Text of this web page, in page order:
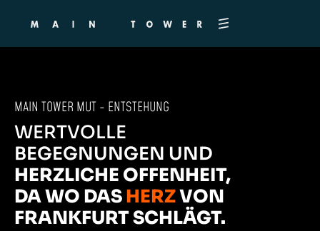
MAIN TOWER MUT - ENTSTEHUNG
WERTVOLLE
BEGEGNUNGEN UND
HERZLICHE OFFENHEIT,
DA WO DASHERZVON
FRANKFURT SCHLÄGT.
MAIN TOWER MUT - ENTSTEHUNG
WERTVOLLE
BEGEGNUNGEN UND
HERZLICHE OFFENHEIT,
DA WO DASHERZVON
FRANKFURT SCHLÄGT.
MAIN TOWER MUT - ENTSTEHUNG
WERTVOLLE
BEGEGNUNGEN UND
HERZLICHE OFFENHEIT,
DA WO DASHERZVON
FRANKFURT SCHLÄGT.